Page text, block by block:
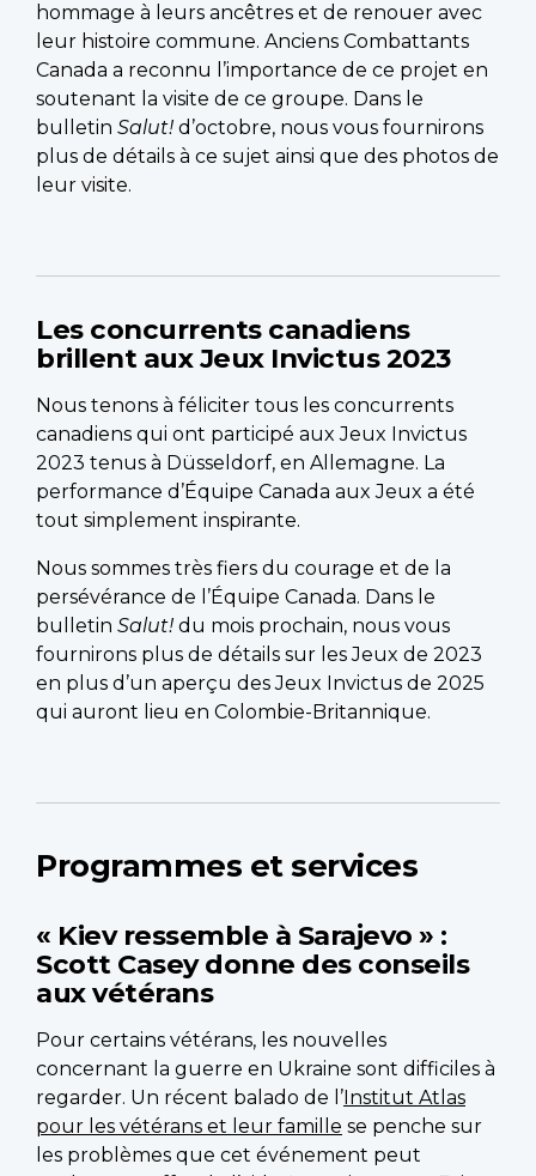
hommage à leurs ancêtres et de renouer avec
leur histoire commune. Anciens Combattants
Canada a reconnu l’importance de ce projet en
soutenant la visite de ce groupe. Dans le
bulletin Salut! d’octobre, nous vous fournirons
plus de détails à ce sujet ainsi que des photos de
leur visite.
Les concurrents canadiens
brillent aux Jeux Invictus 2023
Nous tenons à féliciter tous les concurrents
canadiens qui ont participé aux Jeux Invictus
2023 tenus à Düsseldorf, en Allemagne. La
performance d’Équipe Canada aux Jeux a été
tout simplement inspirante.
Nous sommes très fiers du courage et de la
persévérance de l’Équipe Canada. Dans le
bulletin Salut! du mois prochain, nous vous
fournirons plus de détails sur les Jeux de 2023
en plus d’un aperçu des Jeux Invictus de 2025
qui auront lieu en Colombie-Britannique.
Programmes et services
« Kiev ressemble à Sarajevo » :
Scott Casey donne des conseils
aux vétérans
Pour certains vétérans, les nouvelles
concernant la guerre en Ukraine sont difficiles à
regarder. Un récent balado de l’Institut Atlas
pour les vétérans et leur famille se penche sur
les problèmes que cet événement peut